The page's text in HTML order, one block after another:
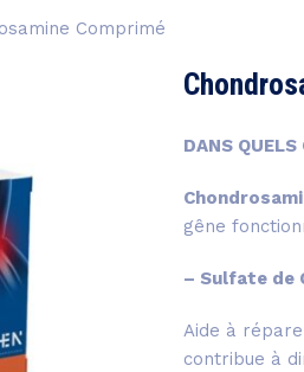
Comprimé
DANS
gêne
– Sulfate de
Aide à
contribue à